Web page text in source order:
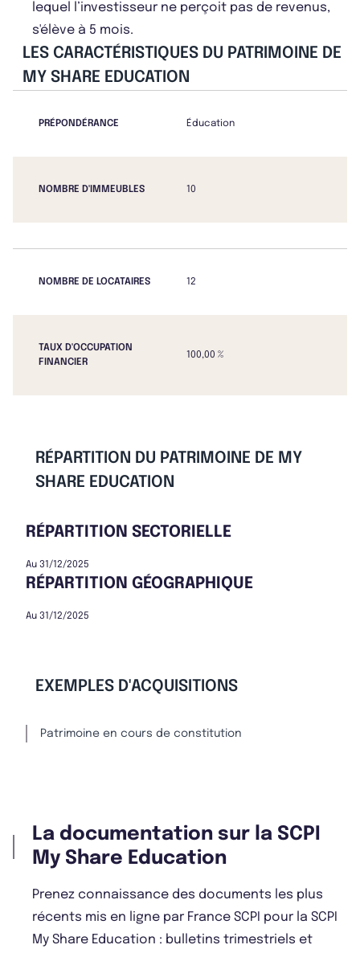
lequel l’investisseur ne perçoit pas de revenus,
s'élève à 5 mois.
LES CARACTÉRISTIQUES DU PATRIMOINE DE
MY SHARE EDUCATION
PRÉPONDÉRANCE Éducation
NOMBRE D'IMMEUBLES 10
NOMBRE DE LOCATAIRES 12
TAUX D'OCCUPATION
FINANCIER
100,00 %
RÉPARTITION DU PATRIMOINE DE MY
SHARE EDUCATION
RÉPARTITION SECTORIELLE
Au 31/12/2025
RÉPARTITION GÉOGRAPHIQUE
Au 31/12/2025
EXEMPLES D'ACQUISITIONS
Patrimoine en cours de constitution
La documentation sur la SCPI
My Share Education
Prenez connaissance des documents les plus
récents mis en ligne par France SCPI pour la SCPI
My Share Education : bulletins trimestriels et